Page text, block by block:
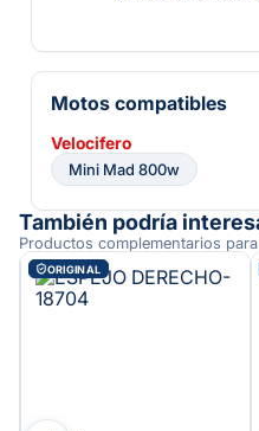
Motos compatibles
Velocifero
Mini Mad 800w
También podría
Productos complementarios
ORIGINAL